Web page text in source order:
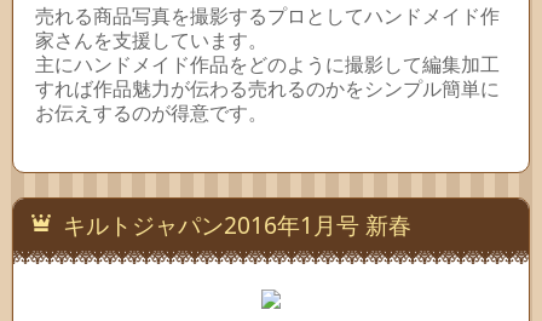
売れる商品写真を撮影するプロとしてハンドメイド作
家さんを支援しています。
主にハンドメイド作品をどのように撮影して編集加工
すれば作品魅力が伝わる売れるのかをシンプル簡単に
お伝えするのが得意です。
キルトジャパン2016年1月号 新春